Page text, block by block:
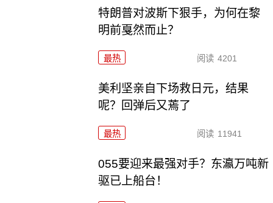
特朗普对波斯下狠手，为何在黎
明前戛然而止？
最热 阅读 4201
美利坚亲自下场救日元，结果
呢？回弹后又蔫了
最热 阅读 11941
055要迎来最强对手？东瀛万吨新
驱已上船台！